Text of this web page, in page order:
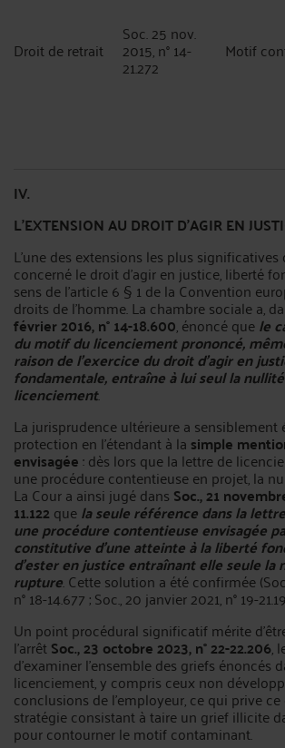
Droit de retrait
Soc. 25 nov.
2015, n° 14-
21.272
Motif
IV.
L'EXTENSION AU DROIT D'AGIR EN
L'une des extensions les plus significatives
concerné le droit d'agir en justice, liberté
sens de l'article 6 § 1 de la Convention
droits de l'homme. La chambre sociale a,
février 2016, n° 14-18.600, énoncé quele
du motif du licenciement prononcé,
raison de l'exercice du droit d'agir en
fondamentale, entraîne à lui seul la
licenciement.
La jurisprudence ultérieure a sensiblement
protection en l'étendant à la simple
envisagée: dès lors que la lettre de
une procédure contentieuse en projet, la
La Cour a ainsi jugé dans Soc., 21
11.122 quela seule référence dans la
une procédure contentieuse envisagée
constitutive d'une atteinte à la liberté
d'ester en justice entraînant elle seule la
rupture. Cette solution a été confirmée
n° 18-14.677 ; Soc., 20 janvier 2021, n° 19-
Un point procédural significatif mérite
l'arrêtSoc., 23 octobre 2023, n° 22-22.206,
d'examiner l'ensemble des griefs énoncés
licenciement, y compris ceux non
conclusions de l'employeur, ce qui prive
stratégie consistant à taire un grief illicite
pour contourner le motif contaminant.